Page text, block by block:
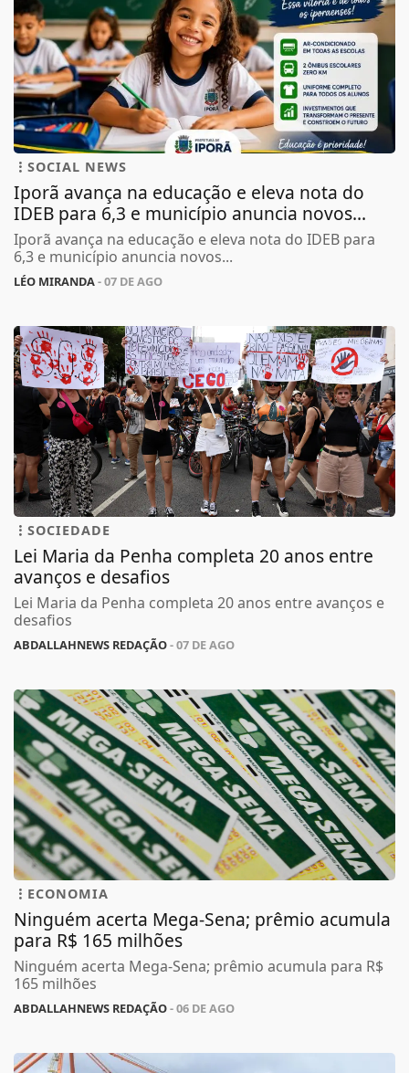
SOCIAL NEWS
Iporã avança na educação e eleva nota do
IDEB para 6,3 e município anuncia novos...
Iporã avança na educação e eleva nota do IDEB para
6,3 e município anuncia novos...
LÉO MIRANDA- 07 DE AGO
SOCIEDADE
Lei Maria da Penha completa 20 anos entre
avanços e desafios
Lei Maria da Penha completa 20 anos entre avanços e
desafios
ABDALLAHNEWS REDAÇÃO- 07 DE AGO
ECONOMIA
Ninguém acerta Mega-Sena; prêmio acumula
para R$ 165 milhões
Ninguém acerta Mega-Sena; prêmio acumula para R$
165 milhões
ABDALLAHNEWS REDAÇÃO- 06 DE AGO